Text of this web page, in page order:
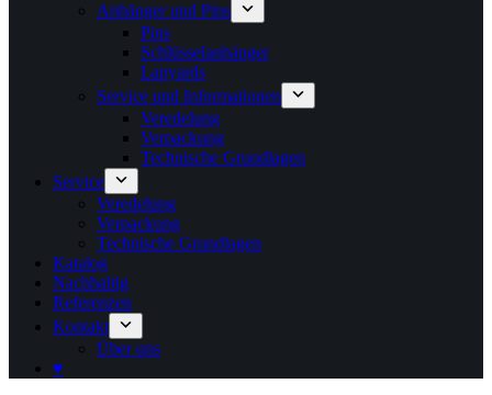
Anhänger und Pins
Pins
Schlüsselanhänger
Lanyards
Service und Informationen
Veredelung
Verpackung
Technische Grundlagen
Service
Veredelung
Verpackung
Technische Grundlagen
Katalog
Nachhaltig
Referenzen
Kontakt
Über uns
♥